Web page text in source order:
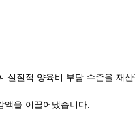
실질적 양육비 부담 수준을 재
액을 이끌어냈습니다.